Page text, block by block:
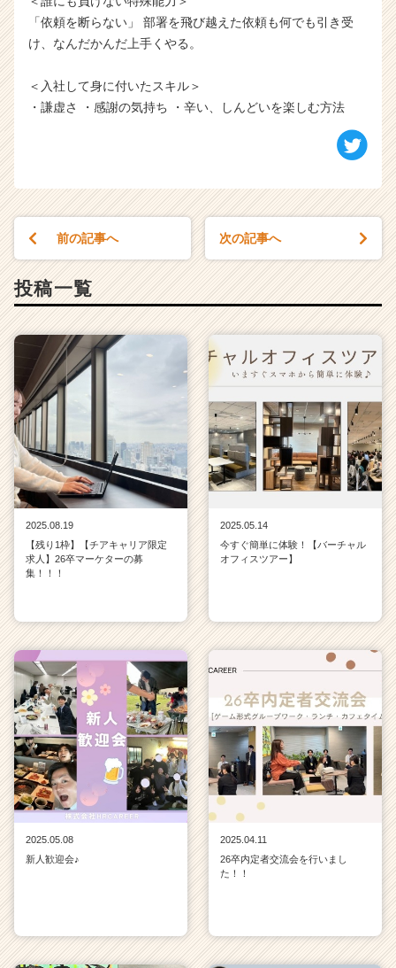
「依頼を断らない」 部署を飛び越えた依頼も何でも引き受
け、なんだかんだ上手くやる。
＜入社して身に付いたスキル＞
・謙虚さ ・感謝の気持ち ・辛い、しんどいを楽しむ方法
前の記事へ 次の記事へ
投稿一覧
2025.08.19
【残り1枠】【チアキャリア限定
求人】26卒マーケターの募
集！！！
2025.05.14
今すぐ簡単に体験！【バーチャル
オフィスツアー】
2025.05.08
新人歓迎会♪
2025.04.11
26卒内定者交流会を行いまし
た！！